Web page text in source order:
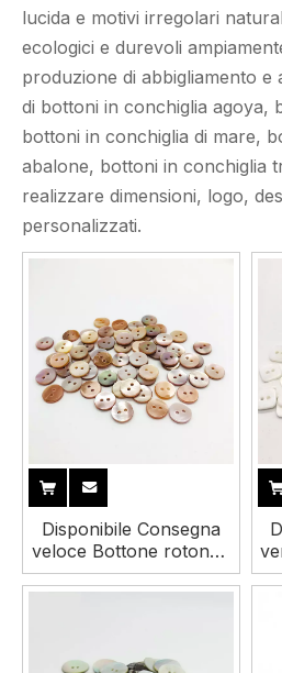
lucida e motivi irregolari
ecologici e durevoli
produzione di abbigliamento e
di bottoni in conchiglia agoya,
bottoni in conchiglia di mare,
abalone, bottoni in conchiglia
realizzare dimensioni, logo,
personalizzati.
Disponibile Consegna
veloce Bottone rotondo
naturale con conchiglia
di fiume viola o bianco di
a